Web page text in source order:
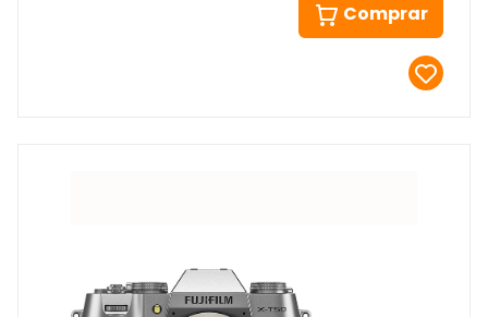
Comprar